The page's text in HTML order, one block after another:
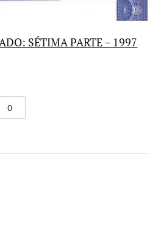
SÉTIMA PARTE – 1997
0